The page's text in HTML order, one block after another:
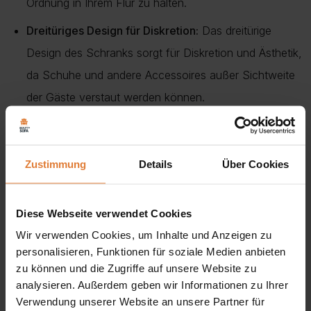
Zustimmung Details Über Cookies
Diese Webseite verwendet Cookies
Wir verwenden Cookies, um Inhalte und Anzeigen zu
personalisieren, Funktionen für soziale Medien anbieten
zu können und die Zugriffe auf unsere Website zu
analysieren. Außerdem geben wir Informationen zu Ihrer
Verwendung unserer Website an unsere Partner für
Ordnung in Ihrem Flur zu halten.
Dreitüriges Design für Diskretion: Das dreitürige
Design des Schranks sorgt für Diskretion und Ästhetik,
da Schuhe und andere Accessoires außer Sichtweite
der Gäste verstaut werden können.
Elegantes Design für ein harmonisches Arrangement:
sich perfekt in verschiedene Einrichtungsstile ein und
Möbelstück zur Aufbewahrung von Schuhen, sondern
auch ein dekoratives Element, das den Charakter Ihres
Flurs unterstreicht. Entscheiden Sie sich für Funktionalität,